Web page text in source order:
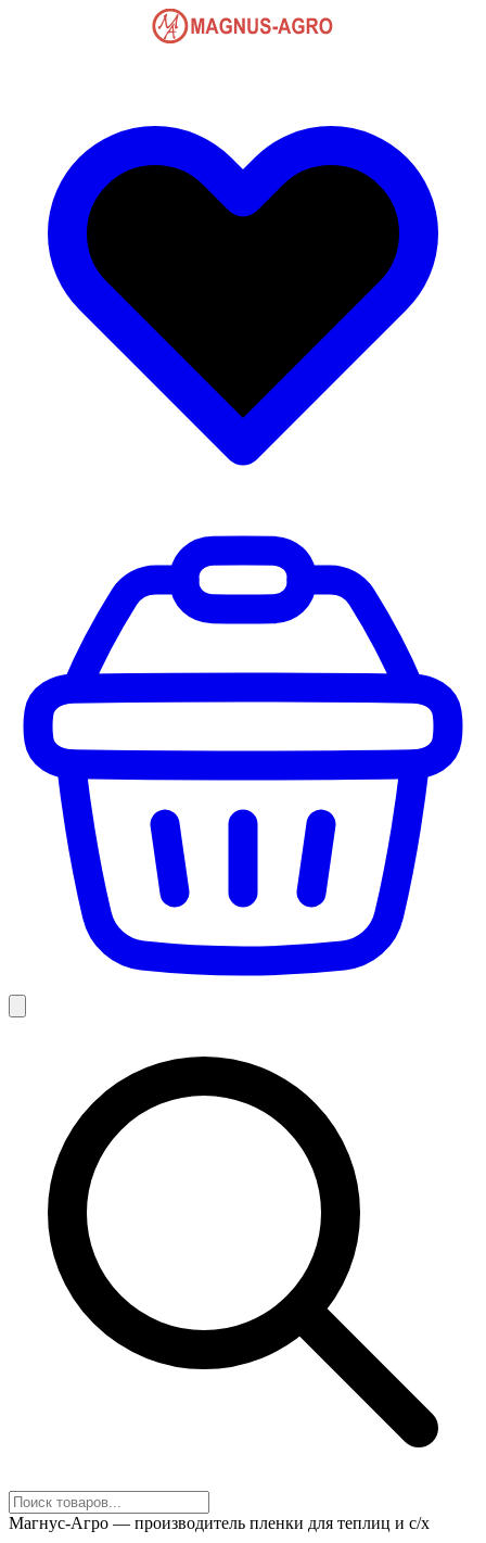
Магнус-Агро — производитель пленки для теплиц и с/х